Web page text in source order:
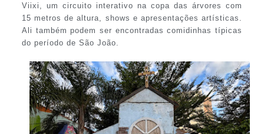
Viixi, um circuito interativo na copa das árvores com
15 metros de altura, shows e apresentações artísticas.
Ali também podem ser encontradas comidinhas típicas
do período de São João.